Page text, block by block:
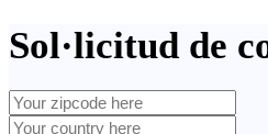
Sol·licitud de